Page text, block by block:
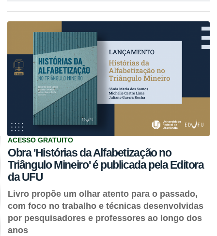
ACESSO GRATUITO
Obra 'Histórias da Alfabetização no
Triângulo Mineiro' é publicada pela Editora
da UFU
Livro propõe um olhar atento para o passado,
com foco no trabalho e técnicas desenvolvidas
por pesquisadores e professores ao longo dos
anos